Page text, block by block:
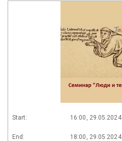
Start: 16:00, 29.05.2024
End: 18:00, 29.05.2024